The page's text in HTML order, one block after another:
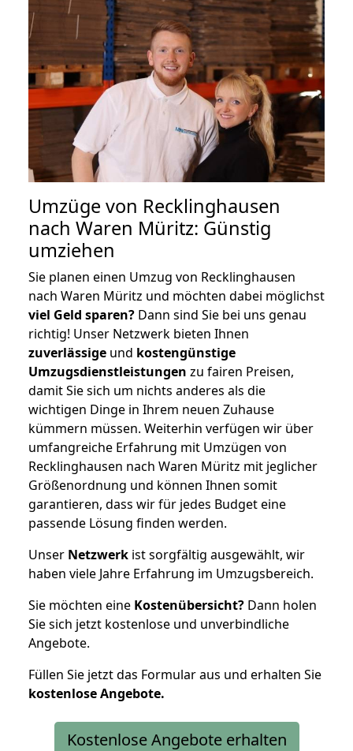
Umzüge von Recklinghausen
nach Waren Müritz: Günstig
umziehen
Sie planen einen Umzug von Recklinghausen
nach Waren Müritz und möchten dabei möglichst
viel Geld sparen? Dann sind Sie bei uns genau
richtig! Unser Netzwerk bieten Ihnen
zuverlässige und kostengünstige
Umzugsdienstleistungen zu fairen Preisen,
damit Sie sich um nichts anderes als die
wichtigen Dinge in Ihrem neuen Zuhause
kümmern müssen. Weiterhin verfügen wir über
umfangreiche Erfahrung mit Umzügen von
Recklinghausen nach Waren Müritz mit jeglicher
Größenordnung und können Ihnen somit
garantieren, dass wir für jedes Budget eine
passende Lösung finden werden.
Unser Netzwerk ist sorgfältig ausgewählt, wir
haben viele Jahre Erfahrung im Umzugsbereich.
Sie möchten eine Kostenübersicht? Dann holen
Sie sich jetzt kostenlose und unverbindliche
Angebote.
Füllen Sie jetzt das Formular aus und erhalten Sie
kostenloseAngebote.
Kostenlose Angebote erhalten